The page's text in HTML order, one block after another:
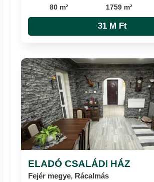
80 m² 1759 m²
31 M Ft
ELADÓ CSALÁDI HÁZ
Fejér megye, Rácalmás